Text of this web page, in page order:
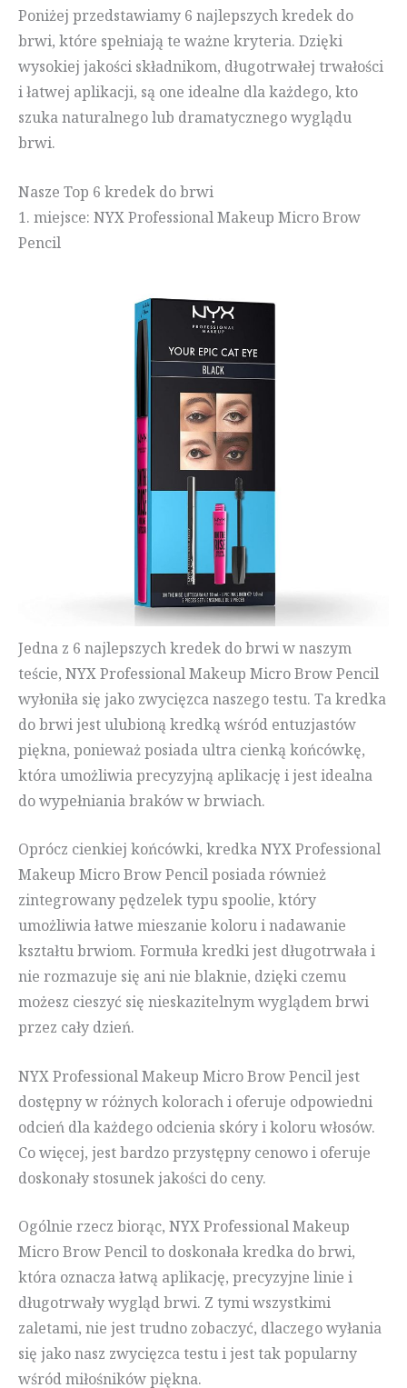
Poniżej przedstawiamy 6 najlepszych kredek do
brwi, które spełniają te ważne kryteria. Dzięki
wysokiej jakości składnikom, długotrwałej trwałości
i łatwej aplikacji, są one idealne dla każdego, kto
szuka naturalnego lub dramatycznego wyglądu
brwi.
Nasze Top 6 kredek do brwi
1. miejsce: NYX Professional Makeup Micro Brow
Pencil
Jedna z 6 najlepszych kredek do brwi w naszym
teście, NYX Professional Makeup Micro Brow Pencil
wyłoniła się jako zwycięzca naszego testu. Ta kredka
do brwi jest ulubioną kredką wśród entuzjastów
piękna, ponieważ posiada ultra cienką końcówkę,
która umożliwia precyzyjną aplikację i jest idealna
do wypełniania braków w brwiach.
Oprócz cienkiej końcówki, kredka NYX Professional
Makeup Micro Brow Pencil posiada również
zintegrowany pędzelek typu spoolie, który
umożliwia łatwe mieszanie koloru i nadawanie
kształtu brwiom. Formuła kredki jest długotrwała i
nie rozmazuje się ani nie blaknie, dzięki czemu
możesz cieszyć się nieskazitelnym wyglądem brwi
przez cały dzień.
NYX Professional Makeup Micro Brow Pencil jest
dostępny w różnych kolorach i oferuje odpowiedni
odcień dla każdego odcienia skóry i koloru włosów.
Co więcej, jest bardzo przystępny cenowo i oferuje
doskonały stosunek jakości do ceny.
Ogólnie rzecz biorąc, NYX Professional Makeup
Micro Brow Pencil to doskonała kredka do brwi,
która oznacza łatwą aplikację, precyzyjne linie i
długotrwały wygląd brwi. Z tymi wszystkimi
zaletami, nie jest trudno zobaczyć, dlaczego wyłania
się jako nasz zwycięzca testu i jest tak popularny
wśród miłośników piękna.